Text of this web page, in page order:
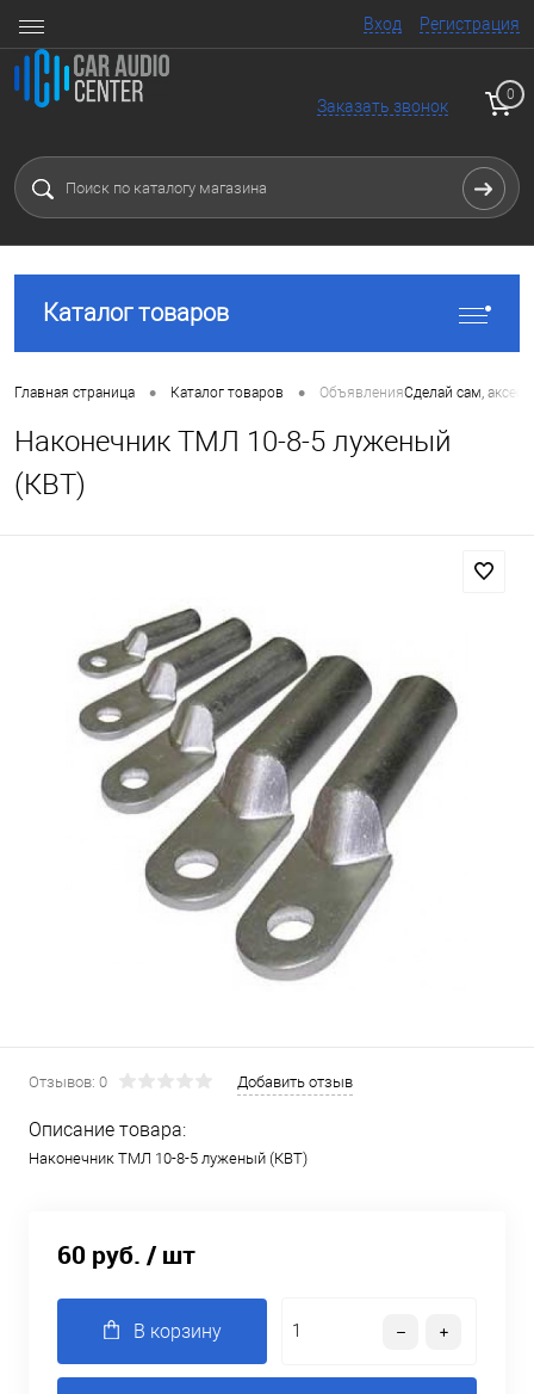
Вход Регистрация
Заказать звонок
0
Каталог товаров
Главная страница • Каталог товаров • ОбъявленияСделай сам,
Наконечник ТМЛ 10-8-5 луженый
(КВТ)
Отзывов: 0 Добавить отзыв
Описание товара:
Наконечник ТМЛ 10-8-5 луженый (КВТ)
60 руб. / шт
В корзину